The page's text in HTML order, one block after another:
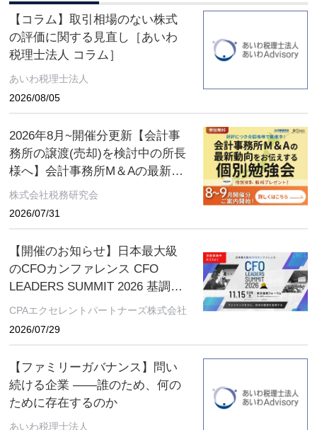
【コラム】取引相場のない株式
の評価に関する見直し［あいわ
税理士法人 コラム］
あいわ税理士法人
2026/08/05
2026年8月~開催分更新【会計事
務所の譲渡(売却)を検討中の所長
様へ】会計事務所M＆Aの最新動
向をお伝えする無料個別勉強会
株式会社税務研究会
2026/07/31
【開催のお知らせ】日本最大級
のCFOカンファレンス CFO
LEADERS SUMMIT 2026 基調講
演にソフトバンクグループCFO
CPAエクセレントパートナーズ株式会社
2026/07/29
【ファミリーガバナンス】問い
続ける企業 ――誰のため、何の
ために存在するのか
あいわ税理士法人